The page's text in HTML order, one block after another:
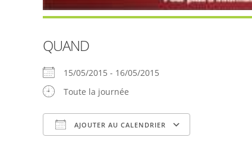
QUAND
15/05/2015 - 16/05/2015
Toute la journée
AJOUTER AU CALENDRIER